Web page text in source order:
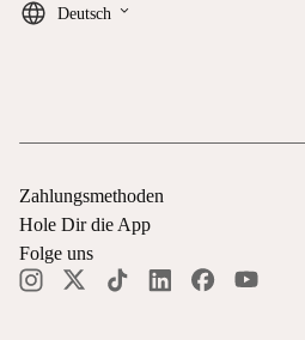
Deutsch keyboard_arrow_down
Zahlungsmethoden
Hole Dir die App
Folge uns